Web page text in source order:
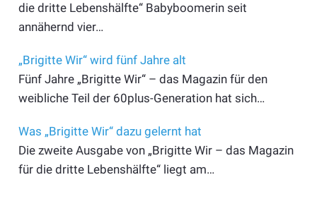
die dritte Lebenshälfte“ Babyboomerin seit
annähernd vier…
„Brigitte Wir“ wird fünf Jahre alt
Fünf Jahre „Brigitte Wir“ – das Magazin für den
weibliche Teil der 60plus-Generation hat sich…
Was „Brigitte Wir“ dazu gelernt hat
Die zweite Ausgabe von „Brigitte Wir – das Magazin
für die dritte Lebenshälfte“ liegt am…